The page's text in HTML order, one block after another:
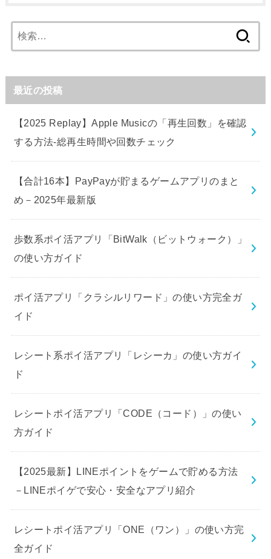
索:
最近の投稿
【2025 Replay】Apple Musicの「再生回数」を確認
する方法-総再生時間や回数チェック
【合計16本】PayPayが貯まるゲームアプリのまと
め－2025年最新版
歩数系ポイ活アプリ「BitWalk（ビットウォーク）」
の使い方ガイド
ポイ活アプリ「クラシルリワード」の使い方完全ガ
イド
レシート系ポイ活アプリ「レシーカ」の使い方ガイ
ド
レシートポイ活アプリ「CODE（コード）」の使い
方ガイド
【2025最新】LINEポイントをゲームで貯める方法
－LINEポイゲで安心・安全なアプリ紹介
レシートポイ活アプリ「ONE（ワン）」の使い方完
全ガイド